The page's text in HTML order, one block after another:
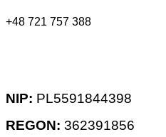
+48 721 757 388
NIP: PL5591844398
REGON: 362391856